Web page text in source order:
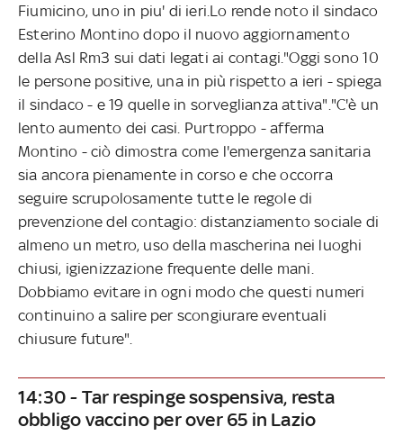
Fiumicino, uno in piu' di ieri.Lo rende noto il sindaco
Esterino Montino dopo il nuovo aggiornamento
della Asl Rm3 sui dati legati ai contagi."Oggi sono 10
le persone positive, una in più rispetto a ieri - spiega
il sindaco - e 19 quelle in sorveglianza attiva"."C'è un
lento aumento dei casi. Purtroppo - afferma
Montino - ciò dimostra come l'emergenza sanitaria
sia ancora pienamente in corso e che occorra
seguire scrupolosamente tutte le regole di
prevenzione del contagio: distanziamento sociale di
almeno un metro, uso della mascherina nei luoghi
chiusi, igienizzazione frequente delle mani.
Dobbiamo evitare in ogni modo che questi numeri
continuino a salire per scongiurare eventuali
chiusure future".
14:30 - Tar respinge sospensiva, resta
obbligo vaccino perover 65 in Lazio